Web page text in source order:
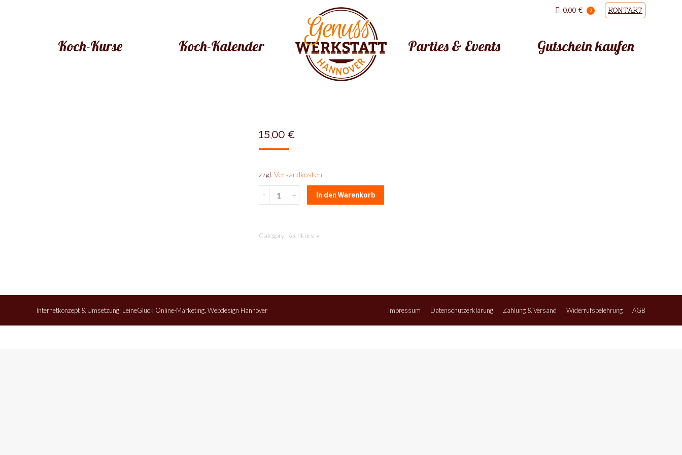
0,00 € 0 KONTAKT
Koch-Kurse Koch-Kalender Parties & Events Gutschein kaufen
15,00 €
zzgl. Versandkosten
Tapas
7
In den Warenkorb
Category: Kochkurs
Internetkonzept & Umsetzung: LeineGlück Online-Marketing Webdesign Hannover Impressum Datenschutzerklärung Zahlung & Versand Widerrufsbelehrung AGB